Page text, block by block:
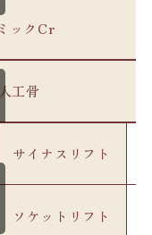
ックCr
工骨
サイナスリフト
ソケットリフト